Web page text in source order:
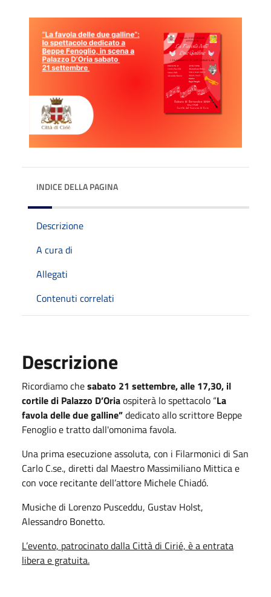
INDICE DELLA PAGINA
Descrizione
A cura di
Allegati
Contenuti correlati
Descrizione
Ricordiamo chesabato 21 settembre, alle 17,30, il
cortile di Palazzo D’Oriaospiterà lo spettacolo “La
favola delle due galline”dedicato allo scrittore Beppe
Fenoglio e tratto dall'omonima favola.
Una prima esecuzione assoluta, con i Filarmonici di San
Carlo C.se., diretti dal Maestro Massimiliano Mittica e
con voce recitante dell’attore Michele Chiadó.
Musiche di Lorenzo Pusceddu, Gustav Holst,
Alessandro Bonetto.
L’evento, patrocinato dalla Città di Cirié, è a entrata
libera e gratuita.